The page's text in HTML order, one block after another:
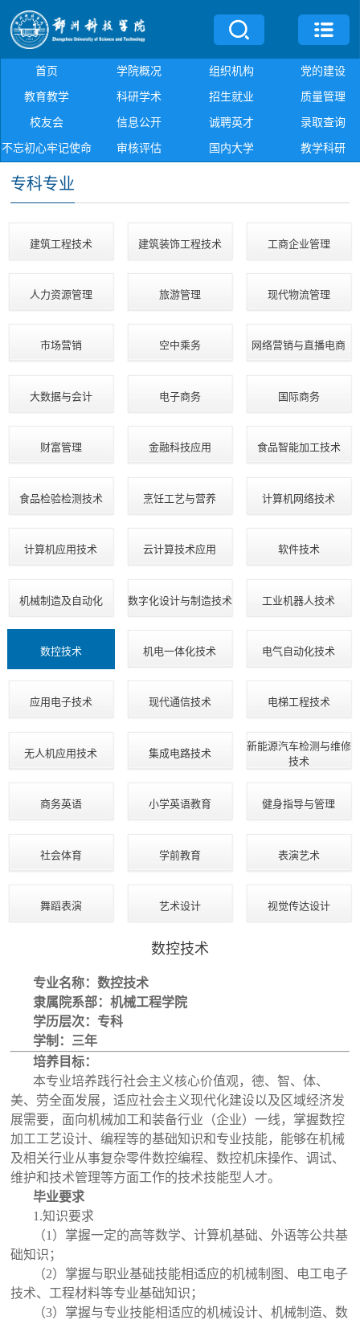
首页 学院概况 组织机构 党的建设
教育教学 科研学术 招生就业 质量管理
校友会 信息公开 诚聘英才 录取查询
不忘初心牢记使命 审核评估 国内大学 教学科研
专科专业
建筑工程技术 建筑装饰工程技术 工商企业管理
人力资源管理 旅游管理 现代物流管理
市场营销 空中乘务 网络营销与直播电商
大数据与会计 电子商务 国际商务
财富管理 金融科技应用 食品智能加工技术
食品检验检测技术 烹饪工艺与营养 计算机网络技术
计算机应用技术 云计算技术应用 软件技术
机械制造及自动化 数字化设计与制造技术 工业机器人技术
数控技术 机电一体化技术 电气自动化技术
应用电子技术 现代通信技术 电梯工程技术
无人机应用技术 集成电路技术
新能源汽车检测与维修
技术
商务英语 小学英语教育 健身指导与管理
社会体育 学前教育 表演艺术
舞蹈表演 艺术设计 视觉传达设计
数控技术
专业名称：数控技术
隶属院系部：机械工程学院
学历层次： 专科
学制 ： 三年
培养目标：
本专业培养践行社会主义核心价值观，德、智、体、
美、劳全面发展，适应社会主义现代化建设以及区域经济发
展需要，面向机械加工和装备行业（企业）一线，掌握数控
加工工艺设计、编程等的基础知识和专业技能，能够在机械
及相关行业从事复杂零件数控编程、数控机床操作、调试、
维护和技术管理等方面工作的技术技能型人才。
毕业要求
1.知识要求
（1）掌握一定的高等数学、计算机基础、外语等公共基
础知识；
（2）掌握与职业基础技能相适应的机械制图、电工电子
技术、工程材料等专业基础知识；
（3）掌握与专业技能相适应的机械设计、机械制造、数